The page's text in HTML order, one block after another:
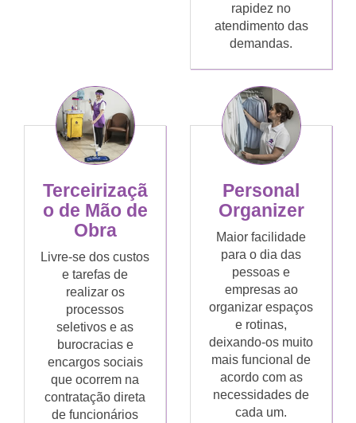
rapidez no
atendimento das
demandas.
Terceirizaçã
o de Mão de
Obra
Livre-se dos custos
e tarefas de
realizar os
processos
seletivos e as
burocracias e
encargos sociais
que ocorrem na
contratação direta
de funcionários
Personal
Organizer
Maior facilidade
para o dia das
pessoas e
empresas ao
organizar espaços
e rotinas,
deixando-os muito
mais funcional de
acordo com as
necessidades de
cada um.